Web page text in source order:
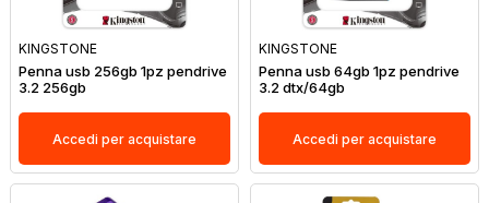
KINGSTONE
Penna usb 256gb 1pz pendrive
3.2 256gb
Accedi per acquistare
KINGSTONE
Penna usb 64gb 1pz pendrive
3.2 dtx/64gb
Accedi per acquistare